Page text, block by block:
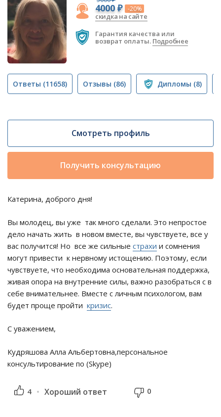
4000 ₽ -20%
скидка на сайте
Гарантия качества или
возврат оплаты. Подробнее
Ответы (11658) Отзывы (86) Дипломы (8)
Смотреть профиль
Получить консультацию
Катерина, доброго дня!
Вы молодец, вы уже так много сделали. Это непростое
дело начать жить в новом вместе, вы чувствуете, все у
вас получится! Но все же сильные страхи и сомнения
могут привести к нервному истощению. Поэтому, если
чувствуете, что необходима основательная поддержка,
живая опора на внутренние силы, важно разобраться с в
себе внимательнее. Вместе с личным психологом, вам
будет проще пройти кризис.
С уважением,
Кудряшова Алла Альбертовна,персональное
консультирование по (Skype)
4 Хороший ответ 0